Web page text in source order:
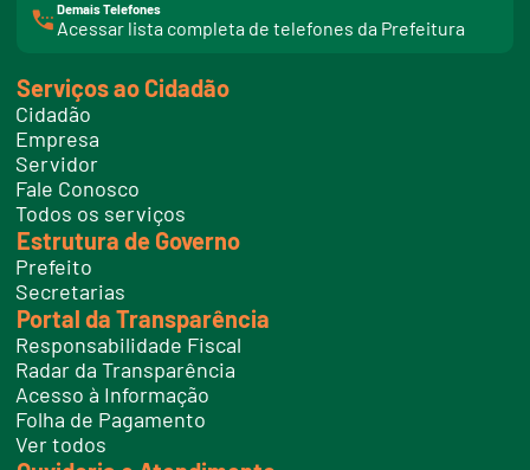
Demais Telefones
Acessar lista completa de telefones da Prefeitura
i
t
e
l
f
o
e
s
Serviços ao Cidadão
Cidadão
Empresa
Servidor
Fale Conosco
Todos os serviços
Estrutura de Governo
Prefeito
Secretarias
Portal da Transparência
Responsabilidade Fiscal
Radar da Transparência
Acesso à Informação
Folha de Pagamento
Ver todos